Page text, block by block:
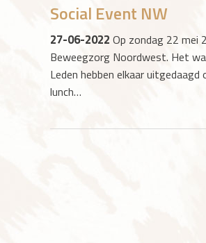
Social Event NW
27-06-2022 Op zondag 22 mei
Beweegzorg Noordwest. Het
Leden hebben elkaar
lunch…